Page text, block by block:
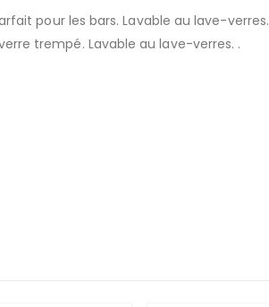
pour les bars. Lavable au lave-verres.
trempé. Lavable au lave-verres. .